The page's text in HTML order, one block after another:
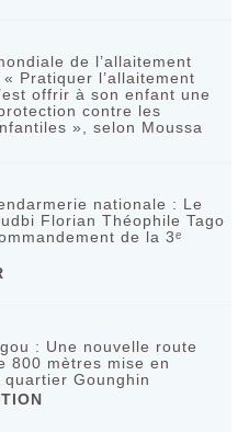
de l’allaitement
Pratiquer l’allaitement
offrir à son enfant une
contre les
», selon Moussa
nationale : Le
Florian Théophile Tago
de la 3ᵉ
: Une nouvelle route
800 mètres mise en
quartier Gounghin